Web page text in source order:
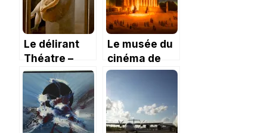
Le délirant
Théatre –
Musée Dali à
Figueres
Le musée du
cinéma de
Gérone